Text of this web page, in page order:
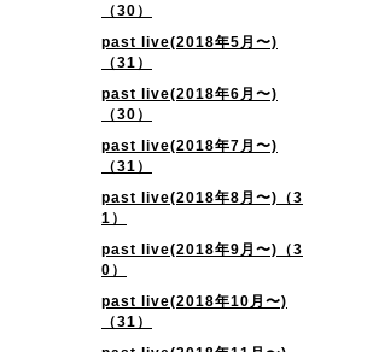
（30）
past live(2018年5月〜)
（31）
past live(2018年6月〜)
（30）
past live(2018年7月〜)
（31）
past live(2018年8月〜)（3
1）
past live(2018年9月〜)（3
0）
past live(2018年10月〜)
（31）